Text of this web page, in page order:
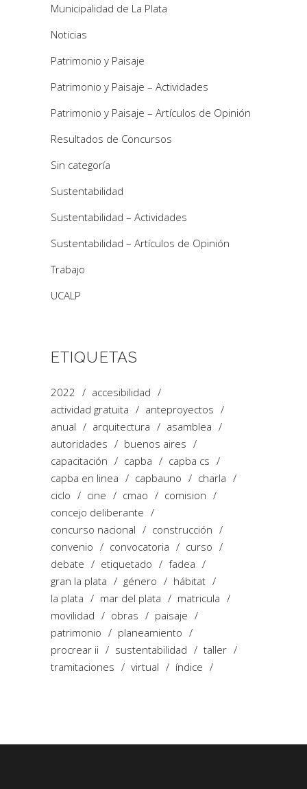
Municipalidad de La Plata
Noticias
Patrimonio y Paisaje
Patrimonio y Paisaje – Actividades
Patrimonio y Paisaje – Artículos de Opinión
Resultados de Concursos
Sin categoría
Sustentabilidad
Sustentabilidad – Actividades
Sustentabilidad – Artículos de Opinión
Trabajo
UCALP
ETIQUETAS
2022
accesibilidad
actividad gratuita
anteproyectos
anual
arquitectura
asamblea
autoridades
buenos aires
capacitación
capba
capba cs
capba en linea
capbauno
charla
ciclo
cine cmao
comision
concejo deliberante
concurso nacional
construcción
convenio
convocatoria
curso
debate
etiquetado
fadea
gran la plata
género
hábitat
la plata
mar del plata
matricula
movilidad
obras
paisaje
patrimonio
planeamiento
procrear ii
sustentabilidad
taller
tramitaciones
virtual índice